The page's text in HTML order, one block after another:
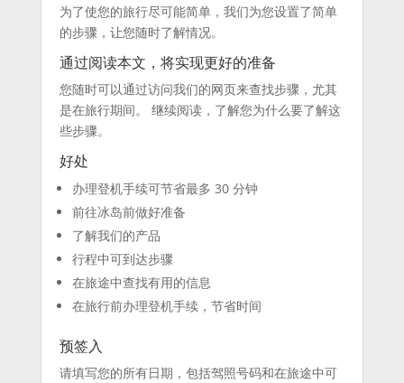
为了使您的旅行尽可能简单，我们为您设置了简单
的步骤，让您随时了解情况。
通过阅读本文，将实现更好的准备
您随时可以通过访问我们的网页来查找步骤，尤其
是在旅行期间。 继续阅读，了解您为什么要了解这
些步骤。
好处
办理登机手续可节省最多 30 分钟
前往冰岛前做好准备
了解我们的产品
行程中可到达步骤
在旅途中查找有用的信息
在旅行前办理登机手续，节省时间
预签入
请填写您的所有日期，包括驾照号码和在旅途中可